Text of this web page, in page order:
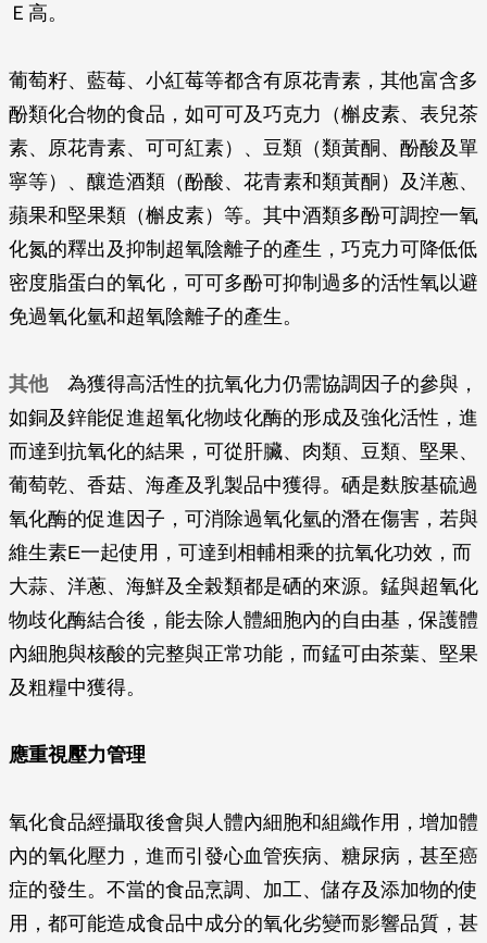
Ｅ高。
葡萄籽、藍莓、小紅莓等都含有原花青素，其他富含多
酚類化合物的食品，如可可及巧克力（槲皮素、表兒茶
素、原花青素、可可紅素）、豆類（類黃酮、酚酸及單
寧等）、釀造酒類（酚酸、花青素和類黃酮）及洋蔥、
蘋果和堅果類（槲皮素）等。其中酒類多酚可調控一氧
化氮的釋出及抑制超氧陰離子的產生，巧克力可降低低
密度脂蛋白的氧化，可可多酚可抑制過多的活性氧以避
免過氧化氫和超氧陰離子的產生。
其他為獲得高活性的抗氧化力仍需協調因子的參與，
如銅及鋅能促進超氧化物歧化酶的形成及強化活性，進
而達到抗氧化的結果，可從肝臟、肉類、豆類、堅果、
葡萄乾、香菇、海產及乳製品中獲得。硒是麩胺基硫過
氧化酶的促進因子，可消除過氧化氫的潛在傷害，若與
維生素E一起使用，可達到相輔相乘的抗氧化功效，而
大蒜、洋蔥、海鮮及全榖類都是硒的來源。錳與超氧化
物歧化酶結合後，能去除人體細胞內的自由基，保護體
內細胞與核酸的完整與正常功能，而錳可由茶葉、堅果
及粗糧中獲得。
應重視壓力管理
氧化食品經攝取後會與人體內細胞和組織作用，增加體
內的氧化壓力，進而引發心血管疾病、糖尿病，甚至癌
症的發生。不當的食品烹調、加工、儲存及添加物的使
用，都可能造成食品中成分的氧化劣變而影響品質，甚